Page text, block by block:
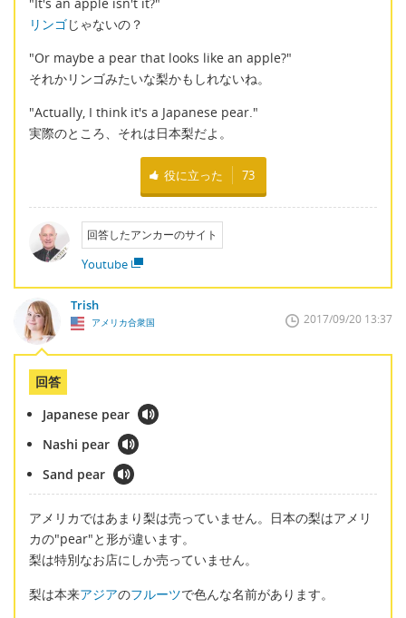
リンゴじゃないの？
"Or maybe a pear that looks like an apple?"
それかリンゴみたいな梨かもしれないね。
"Actually, I think it's a Japanese pear."
実際のところ、それは日本梨だよ。
役に立った 73
回答したアンカーのサイト
Youtube
Trish
アメリカ合衆国 2017/09/20 13:37
回答
Japanese pear
Nashi pear
Sand pear
アメリカではあまり梨は売っていません。日本の梨はアメリ
カの"pear"と形が違います。
梨は特別なお店にしか売っていません。
梨は本来アジアのフルーツで色んな名前があります。